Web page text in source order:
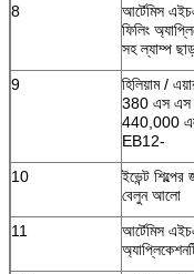
8
আর্টেমিস
ফিলিং
সহ ল্যাম্প
9
হিলিয়াম /
380 এস এস
440,000
EB12-
10
ইভেন্ট
বেলুন আলো
11
আর্টেমিস